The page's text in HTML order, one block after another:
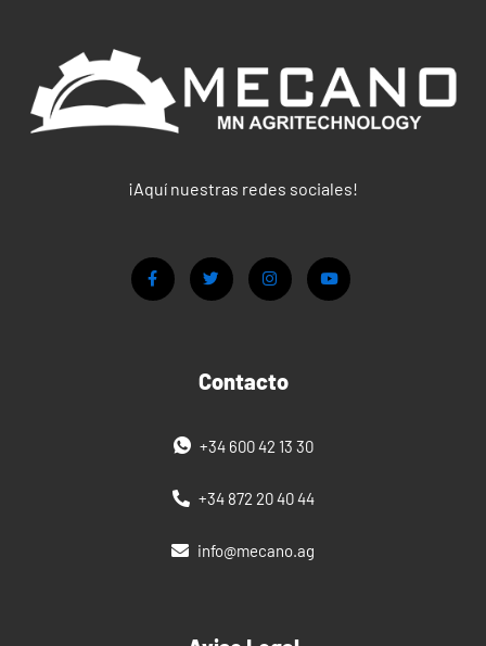
¡Aquí nuestras redes sociales!
Contacto
+34 600 42 13 30
+34 872 20 40 44
info@mecano.ag